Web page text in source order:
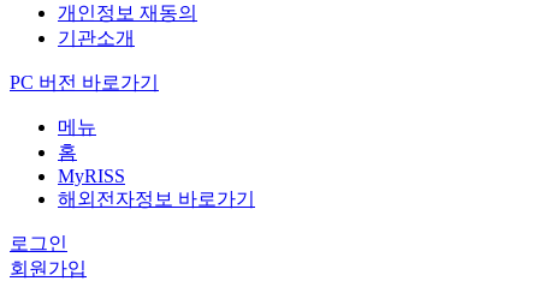
개인정보 재동의
기관소개
PC 버전 바로가기
메뉴
홈
MyRISS
해외전자정보 바로가기
로그인
회원가입